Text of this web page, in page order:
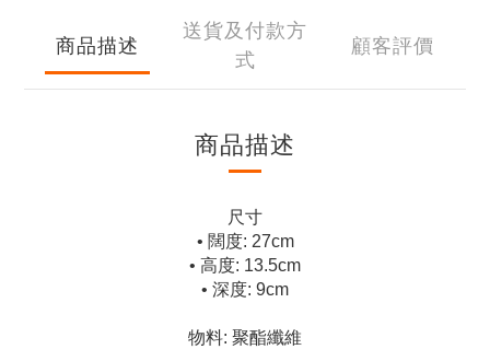
商品描述
送貨及付款方
式
顧客評價
商品描述
尺寸
• 闊度: 27cm
• 高度: 13.5cm
• 深度: 9cm
物料: 聚酯纖維